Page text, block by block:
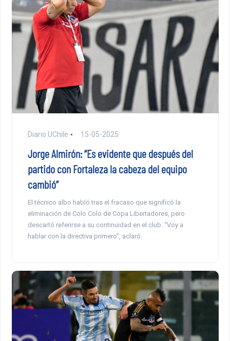
Diario UChile 15-05-2025
Jorge Almirón: “Es evidente que después del
partido con Fortaleza la cabeza del equipo
cambió”
El técnico albo habló tras el fracaso que significó la
eliminación de Colo Colo de Copa Libertadores, pero
descartó referirse a su continuidad en el club. “Voy a
hablar con la directiva primero”, aclaró.